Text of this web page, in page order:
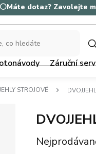
⚪Máte dotaz? Zavolejte
Záruční
STROJOVÉ